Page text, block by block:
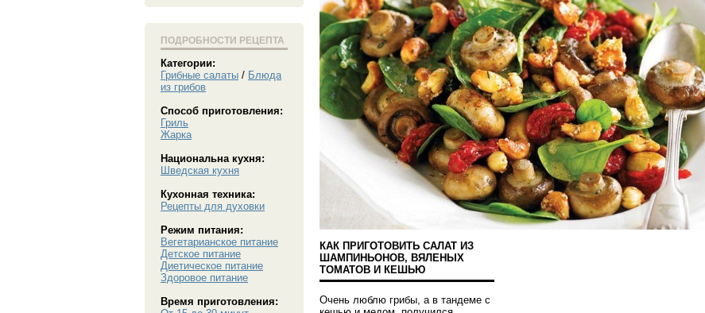
ПОДРОБНОСТИ РЕЦЕПТА
Категории:
Грибные салаты / Блюда
из грибов
Способ приготовления:
Гриль
Жарка
Национальна кухня:
Шведская кухня
Кухонная техника:
Рецепты для духовки
Режим питания:
Вегетарианское питание
Детское питание
Диетическое питание
Здоровое питание
Время приготовления:
КАК ПРИГОТОВИТЬ САЛАТ ИЗ
ШАМПИНЬОНОВ, ВЯЛЕНЫХ
ТОМАТОВ И КЕШЬЮ
Очень люблю грибы, а в тандеме с